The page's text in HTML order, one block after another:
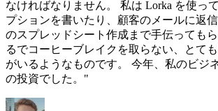
なければなりません。 私は Lorka を使っ
プションを書いたり、顧客のメールに返
のスプレッドシート作成まで手伝っても
るでコーヒーブレイクを取らない、とて
がいるようなものです。 今年、私のビジ
の投資でした。 "